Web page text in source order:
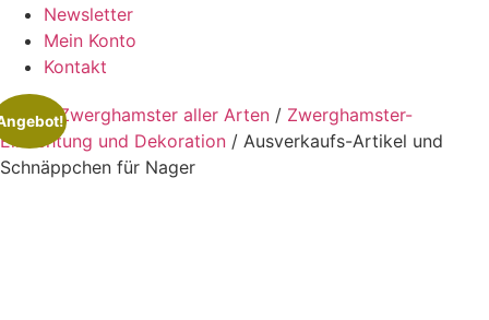
Newsletter
Mein Konto
Kontakt
Start/Zwerghamster aller Arten / Zwerghamster-
Einrichtung und Dekoration / Ausverkaufs-Artikel und
Schnäppchen für Nager